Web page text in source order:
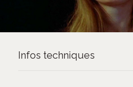
Infos techniques